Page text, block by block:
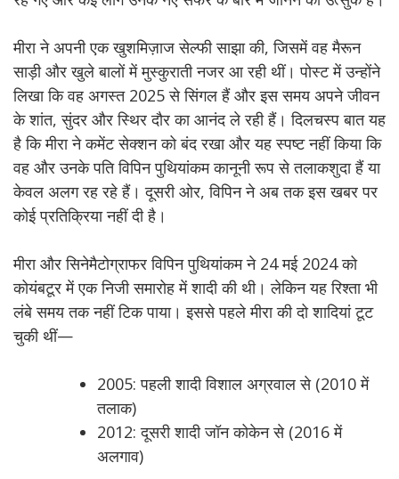
मीरा ने अपनी एक खुशमिज़ाज सेल्फी साझा की, जिसमें वह मैरून
साड़ी और खुले बालों में मुस्कुराती नजर आ रही थीं। पोस्ट में उन्होंने
लिखा कि वह अगस्त 2025 से सिंगल हैं और इस समय अपने जीवन
के शांत, सुंदर और स्थिर दौर का आनंद ले रही हैं। दिलचस्प बात यह
है कि मीरा ने कमेंट सेक्शन को बंद रखा और यह स्पष्ट नहीं किया कि
वह और उनके पति विपिन पुथियांकम कानूनी रूप से तलाकशुदा हैं या
केवल अलग रह रहे हैं। दूसरी ओर, विपिन ने अब तक इस खबर पर
कोई प्रतिक्रिया नहीं दी है।
मीरा और सिनेमैटोग्राफर विपिन पुथियांकम ने 24 मई 2024 को
कोयंबटूर में एक निजी समारोह में शादी की थी। लेकिन यह रिश्ता भी
लंबे समय तक नहीं टिक पाया। इससे पहले मीरा की दो शादियां टूट
चुकी थीं—
2005: पहली शादी विशाल अग्रवाल से (2010 में
तलाक)
2012: दूसरी शादी जॉन कोकेन से (2016 में
अलगाव)